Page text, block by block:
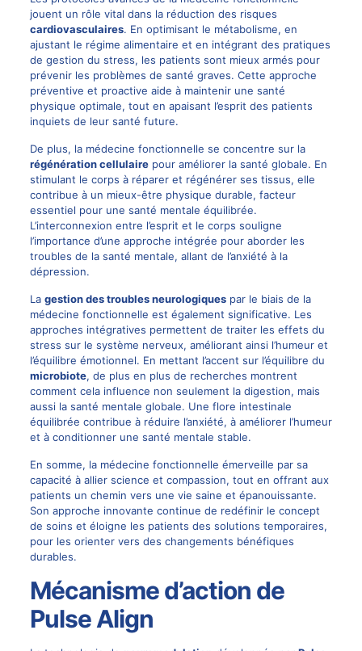
jouent un rôle vital dans la réduction des risques
cardiovasculaires. En optimisant le métabolisme, en
ajustant le régime alimentaire et en intégrant des pratiques
de gestion du stress, les patients sont mieux armés pour
prévenir les problèmes de santé graves. Cette approche
préventive et proactive aide à maintenir une santé
physique optimale, tout en apaisant l’esprit des patients
inquiets de leur santé future.
De plus, la médecine fonctionnelle se concentre sur la
régénération cellulairepour améliorer la santé globale. En
stimulant le corps à réparer et régénérer ses tissus, elle
contribue à un mieux-être physique durable, facteur
essentiel pour une santé mentale équilibrée.
L’interconnexion entre l’esprit et le corps souligne
l’importance d’une approche intégrée pour aborder les
troubles de la santé mentale, allant de l’anxiété à la
dépression.
La gestion des troubles neurologiquespar le biais de la
médecine fonctionnelle est également significative. Les
approches intégratives permettent de traiter les effets du
stress sur le système nerveux, améliorant ainsi l’humeur et
l’équilibre émotionnel. En mettant l’accent sur l’équilibre du
microbiote, de plus en plus de recherches montrent
comment cela influence non seulement la digestion, mais
aussi la santé mentale globale. Une flore intestinale
équilibrée contribue à réduire l’anxiété, à améliorer l’humeur
et à conditionner une santé mentale stable.
En somme, la médecine fonctionnelle émerveille par sa
capacité à allier science et compassion, tout en offrant aux
patients un chemin vers une vie saine et épanouissante.
Son approche innovante continue de redéfinir le concept
de soins et éloigne les patients des solutions temporaires,
pour les orienter vers des changements bénéfiques
durables.
Mécanisme d’action de
Pulse Align